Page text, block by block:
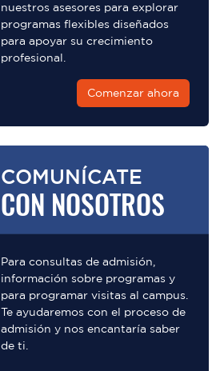
nuestros asesores para explorar
programas flexibles diseñados
para apoyar su crecimiento
profesional.
Comenzar ahora
COMUNÍCATE
CON NOSOTROS
Para consultas de admisión,
información sobre programas y
para programar visitas al campus.
Te ayudaremos con el proceso de
admisión y nos encantaría saber
de ti.